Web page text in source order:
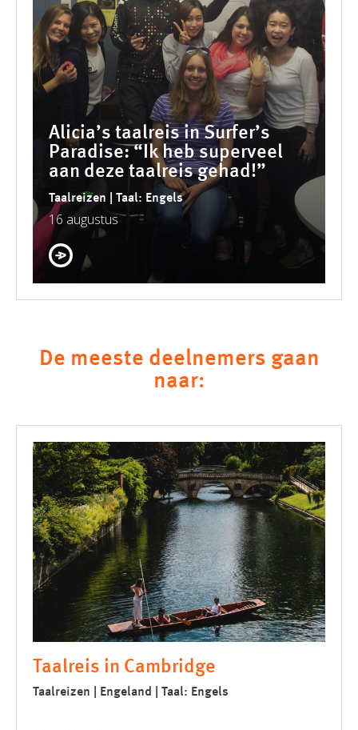
Alicia’s taalreis in Surfer’s
Paradise: “Ik heb superveel
aan deze taalreis gehad!”
Taalreizen | Taal: Engels
16 augustus
De meeste deelnemers gaan
naar:
Taalreis in Cambridge
Taalreizen | Engeland | Taal: Engels